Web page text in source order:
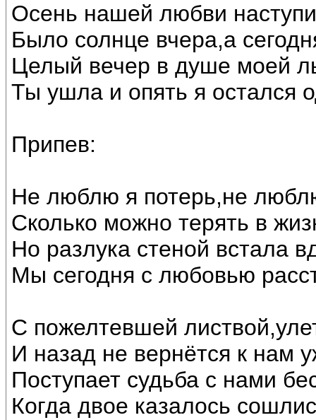
Осень нашей любви
Было солнце вчера,а
Целый вечер в душе моей
Ты ушла и опять я остался
Припев:
Не люблю я потерь,не
Сколько можно терять в
Но разлука стеной встала
Мы сегодня с любовью
С пожелтевшей
И назад не вернётся к нам
Поступает судьба с нами
Когда двое казалось